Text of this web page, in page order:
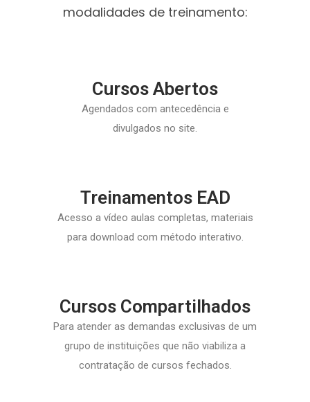
modalidades de treinamento:
Cursos Abertos
Agendados com antecedência e
divulgados no site.
Treinamentos EAD
Acesso a vídeo aulas completas, materiais
para download com método interativo.
Cursos Compartilhados
Para atender as demandas exclusivas de um
grupo de instituições que não viabiliza a
contratação de cursos fechados.